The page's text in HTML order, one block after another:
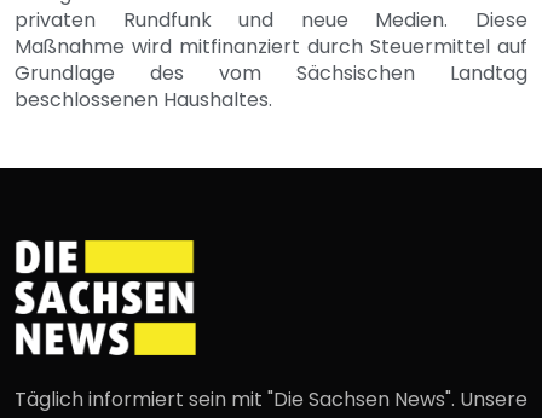
privaten Rundfunk und neue Medien. Diese
Maßnahme wird mitfinanziert durch Steuermittel auf
Grundlage des vom Sächsischen Landtag
beschlossenen Haushaltes.
Täglich informiert sein mit "Die Sachsen News". Unsere